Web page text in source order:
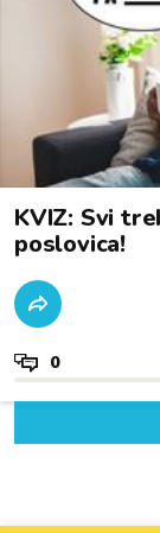
KVIZ: Svi
poslovica!
0